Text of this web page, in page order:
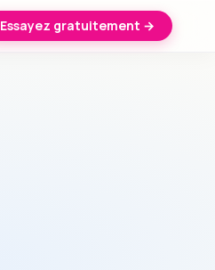
Essayez gratuitement →